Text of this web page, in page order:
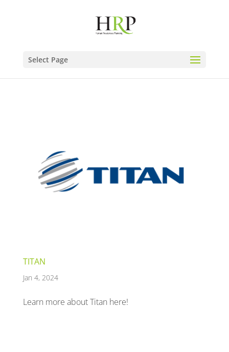
Select Page
TITAN
Jan 4, 2024
Learn more about Titan here!